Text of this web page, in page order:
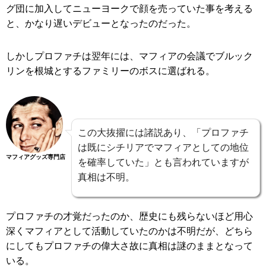
グ団に加入してニューヨークで顔を売っていた事を考える
と、かなり遅いデビューとなったのだった。
しかしプロファチは翌年には、マフィアの会議でブルック
リンを根城とするファミリーのボスに選ばれる。
マフィアグッズ専門店
この大抜擢には諸説あり、「プロファチ
は既にシチリアでマフィアとしての地位
を確率していた」とも言われていますが
真相は不明。
プロファチの才覚だったのか、歴史にも残らないほど用心
深くマフィアとして活動していたのかは不明だが、どちら
にしてもプロファチの偉大さ故に真相は謎のままとなって
いる。